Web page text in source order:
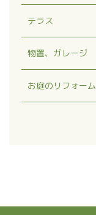
テラス
物置、ガレージ
お庭のリフォーム